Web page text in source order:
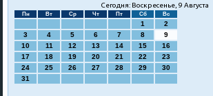
Сегодня: Воскресенье, 9 Августа
Пн Вт Ср Чт Пт Сб Вс
1
2
3
4 5 6 7 8
9
10
11 12 13 14 15
16
17
18 19 20 21 22
23
24
25 26 27 28 29
30
31